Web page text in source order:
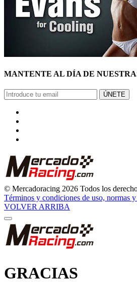
MANTENTE AL DÍA DE
ÚNETE
© Mercadoracing 2026 Todos los
Términos y condiciones de uso, normas
VOLVER ARRIBA
GRACIAS